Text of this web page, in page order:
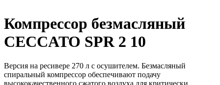
Компрессор безмасляный
CECCATO SPR 2 10
Версия на ресивере 270 л с осушителем. Безмасляный
спиральный компрессор обеспечивают подачу
высококачественного сжатого воздуха для критически